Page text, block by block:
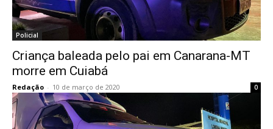
Policial
Criança baleada pelo pai em Canarana-MT
morre em Cuiabá
Redação - 10 de março de 2020 0